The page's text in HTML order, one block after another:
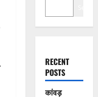
RECENT
POSTS
कांवड़